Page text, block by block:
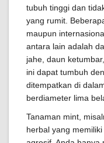
tubuh tinggi dan
yang rumit.
maupun
antara lain adalah
jahe, daun
ini dapat tumbuh
ditempatkan di
berdiameter lima
Tanaman mint,
herbal yang